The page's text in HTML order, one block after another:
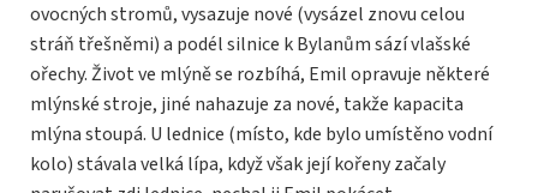
ovocných stromů, vysazuje nové (vysázel znovu celou
stráň třešněmi) a podél silnice k Bylanům sází vlašské
ořechy. Život ve mlýně se rozbíhá, Emil opravuje některé
mlýnské stroje, jiné nahazuje za nové, takže kapacita
mlýna stoupá. U lednice (místo, kde bylo umístěno vodní
kolo) stávala velká lípa, když však její kořeny začaly